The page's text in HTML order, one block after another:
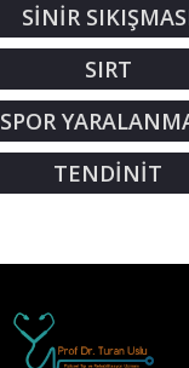
SİNİR
SIRT
SPOR
TENDİNİT